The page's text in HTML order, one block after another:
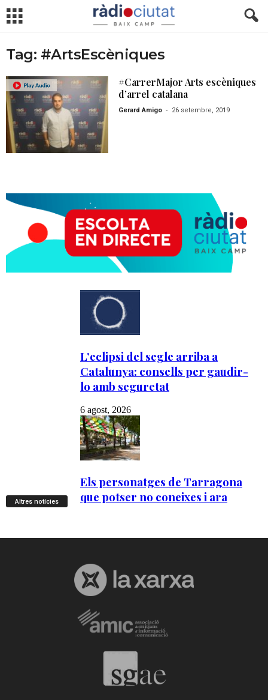
Tag: #ArtsEscèniques
#CarrerMajor Arts escèniques
d’arrel catalana
Gerard Amigo - 26 setembre, 2019
Altres notícies